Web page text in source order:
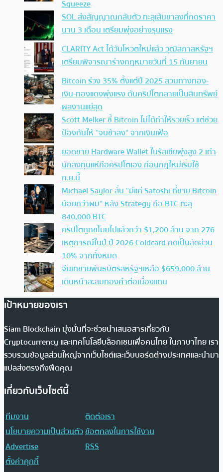
Squeeze
SOL ส่งสัญญาณกลับตัว ทะลุเส้นขาลงที่กดราคา
นาน 3 เดือน เตรียมพุ่งอย่างรุนแรง
CLARITY Act ได้วันโหวตใหม่แล้ว วุฒิสภาสหรัฐฯ
เตรียมพิจารณาร่างกฎหมายวันที่ 15 กันยายน
Bitcoin ร่วง 35% ตั้งแต่ปี 2025 สวนทางทอง-
เงิน-ทองแดงพุ่งแรง ดันคริปโตกลายเป็นสินทรัพย์
ผลงานแย่สุด
Scott Melker ชี้ Bitcoin ไม่ได้ทำให้รวยเร็ว แต่ช่วย
ป้องกันให้ “จนช้าลง” จากเงินเฟ้อ
ยอดขาย Hardware Wallet ในรัสเซียพุ่งสูง 2 เท่า
นักลงทุนแห่ถือคริปโตเอง ก่อนกฎใหม่เริ่มใช้
ก.ย.นี้
Michael Saylor ลั่น “มีแค่ Satoshi ที่ขาย Bitcoin
น้อยกว่าผม” หลัง Strategy ถือ BTC ทะลุ
840,000 BTC
คริปโตถูกขโมยไปแล้วกว่า $1,200 ล้าน จาก 276
เหตุการณ์ในปี ปี 2026 Coldcard คิดเป็นสัดส่วน
10% จากทั้งหมด
จีนเทขายพันธบัตรสหรัฐฯเหลือ $659,000 ล้าน
เดินหน้าสะสมทองคำต่อเนื่องแทน
เป้าหมายของเรา
Siam Blockchain มุ่งมั่นที่จะช่วยนำเสนอสารเกี่ยวกับ
Cryptocurrency และเทคโนโลยีบล็อกเชนเพื่อคนไทย ในภาษาไทย เรา
รวบรวมข้อมูลส่วนใหญ่จากเว็บไซต์และเว็บบอร์ดต่างประเทศและนำมา
แปลส่งตรงถึงฟีดคุณ
เกี่ยวกับเว็บไซต์นี้
ทีมงาน
ติดต่อเรา
นโยบายความเป็นส่วนตัวข้อตกลงในการใช้งาน
Advertise
RSS
ตั้งค่าคุกกี้